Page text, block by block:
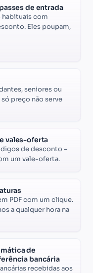
de entrada
habituais com
Eles poupam,
seniores ou
preço não serve
vales-oferta
de desconto –
um vale-oferta.
PDF com um clique.
a qualquer hora na
de
bancária
recebidas aos